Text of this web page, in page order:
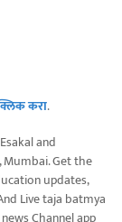
करा.
and
Mumbai. Get the
updates,
And Live taja batmya
Channel app